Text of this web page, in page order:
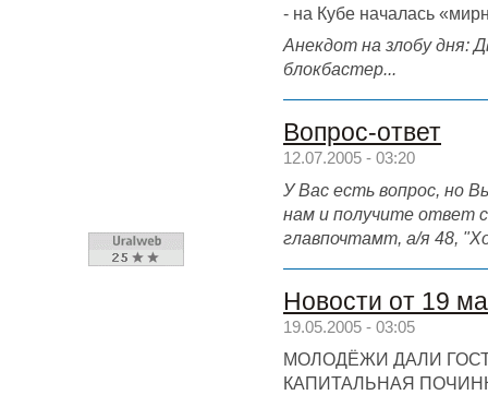
- на Кубе началась
Анекдот на злобу дня:
блокбастер...
Вопрос-ответ
12.07.2005 - 03:20
У Вас есть вопрос, но
нам и получите ответ
главпочтамт, а/я 48,
Новости от 19
19.05.2005 - 03:05
МОЛОДЁЖИ ДАЛИ
КАПИТАЛЬНАЯ